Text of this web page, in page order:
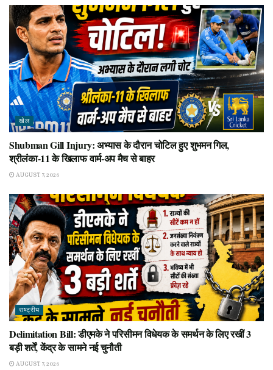
खेल
Shubman Gill Injury: अभ्यास के दौरान चोटिल हुए शुभमन गिल,
श्रीलंका-11 के खिलाफ वार्म-अप मैच से बाहर
AUGUST 7, 2026
राष्ट्रीय
Delimitation Bill: डीएमके ने परिसीमन विधेयक के समर्थन के लिए रखीं 3
बड़ी शर्तें, केंद्र के सामने नई चुनौती
AUGUST 7, 2026